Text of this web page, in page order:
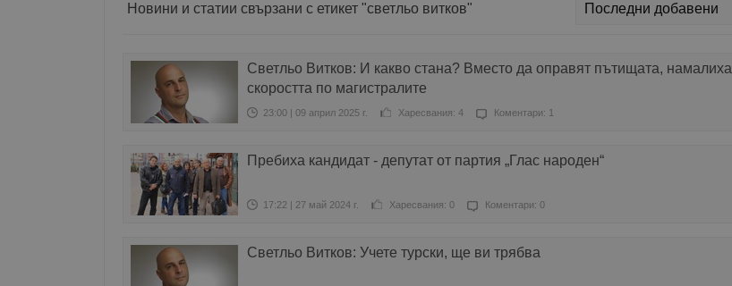
Новини и статии свързани с етикет "светльо витков"
Светльо Витков: И какво стана? Вместо да оправят пътищата, намалиха
скоростта по магистралите
23:00 | 09 април 2025 г. Харесвания: 4 Коментари: 1
Пребиха кандидат - депутат от партия „Глас народен“
17:22 | 27 май 2024 г. Харесвания: 0 Коментари: 0
Светльо Витков: Учете турски, ще ви трябва